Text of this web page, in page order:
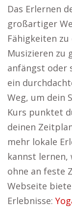
Das Erlernen
großartiger
Fähigkeiten
Musizieren zu
anfängst oder
ein
Weg, um dein
Kurs punktet
deinen
mehr lokale
kannst lernen,
ohne an feste
Webseite
Erlebnisse: